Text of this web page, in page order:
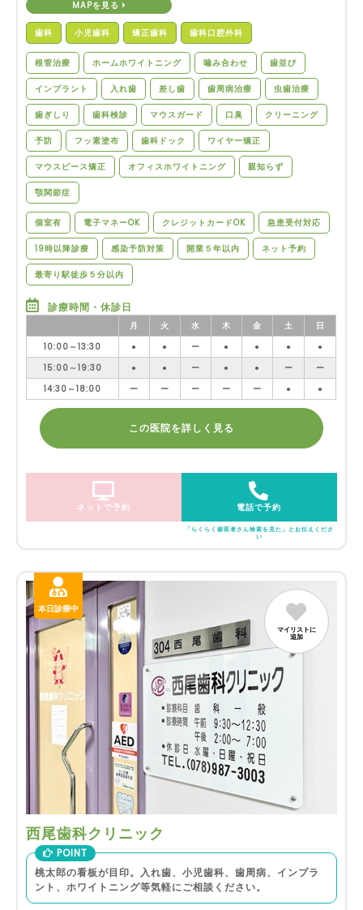
MAPを見る
歯科 小児歯科 矯正歯科 歯科口腔外科
根管治療 ホームホワイトニング 噛み合わせ 歯並び
インプラント 入れ歯 差し歯 歯周病治療 虫歯治療
歯ぎしり 歯科検診 マウスガード 口臭 クリーニング
予防 フッ素塗布 歯科ドック ワイヤー矯正
マウスピース矯正 オフィスホワイトニング 親知らず
顎関節症
個室有 電子マネーOK クレジットカードOK 急患受付対応
19時以降診療 感染予防対策 開業５年以内 ネット予約
最寄り駅徒歩５分以内
診療時間・休診日
月 火 水 木 金 土
日
10:00～13:30
● ● ー ● ● ●
●
15:00～19:30
● ● ー ● ● ー
ー
14:30～18:00
ー ー ー ー ー ● ●
この医院を詳しく見る
ネットで予約 電話で予約
「らくらく歯医者さん検索を見た」とお伝えくださ
い
本日診療中
西尾歯科クリニック
マイリストに
追加
POINT
桃太郎の看板が目印。入れ歯、小児歯科、歯周病、インプラ
ント、ホワイトニング等気軽にご相談ください。